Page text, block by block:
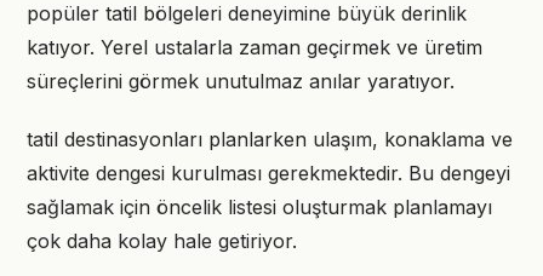
popüler tatil bölgeleri deneyimine büyük derinlik
katıyor. Yerel ustalarla zaman geçirmek ve üretim
süreçlerini görmek unutulmaz anılar yaratıyor.
tatil destinasyonları planlarken ulaşım, konaklama ve
aktivite dengesi kurulması gerekmektedir. Bu dengeyi
sağlamak için öncelik listesi oluşturmak planlamayı
çok daha kolay hale getiriyor.